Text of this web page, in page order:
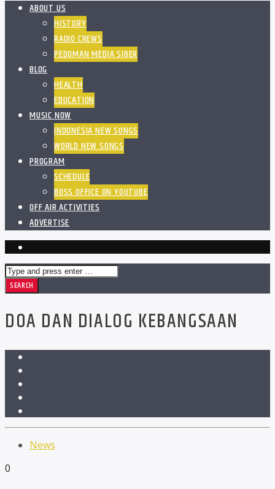
ABOUT US
HISTORY
RADIO CREWS
PEDOMAN MEDIA SIBER
BLOG
HEALTH
EDUCATION
MUSIC NOW
INDONESIA NEW SONGS
WORLD NEW SONGS
PROGRAM
SCHEDULE
BOSS OFFICE ON YOUTUBE
OFF AIR ACTIVITIES
ADVERTISE
DOA DAN DIALOG KEBANGSAAN
News
0